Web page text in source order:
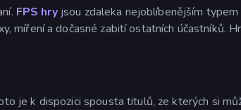
FPS hryjsou zdaleka nejoblíbenějším
míření a dočasné zabití ostatních účastníků.
je k dispozici spousta titulů, ze kterých si